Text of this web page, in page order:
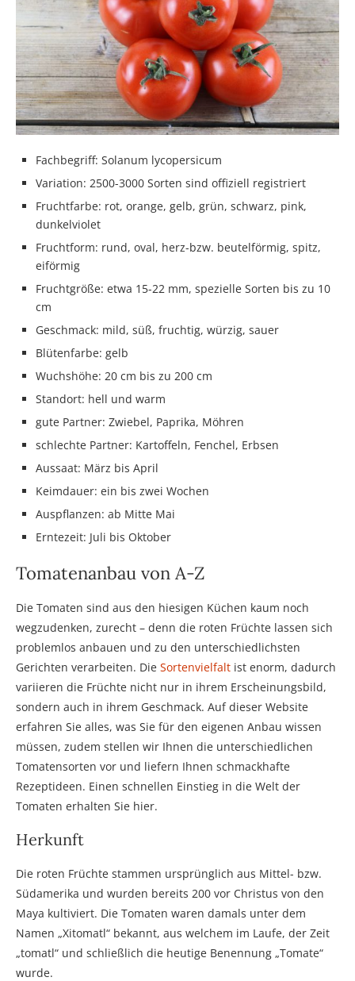
Fachbegriff: Solanum lycopersicum
Variation: 2500-3000 Sorten sind offiziell registriert
Fruchtfarbe: rot, orange, gelb, grün, schwarz, pink,
dunkelviolet
Fruchtform: rund, oval, herz-bzw. beutelförmig, spitz,
eiförmig
Fruchtgröße: etwa 15-22 mm, spezielle Sorten bis zu 10
cm
Geschmack: mild, süß, fruchtig, würzig, sauer
Blütenfarbe: gelb
Wuchshöhe: 20 cm bis zu 200 cm
Standort: hell und warm
gute Partner: Zwiebel, Paprika, Möhren
schlechte Partner: Kartoffeln, Fenchel, Erbsen
Aussaat: März bis April
Keimdauer: ein bis zwei Wochen
Auspflanzen: ab Mitte Mai
Erntezeit: Juli bis Oktober
Tomatenanbau von A-Z
Die Tomaten sind aus den hiesigen Küchen kaum noch
wegzudenken, zurecht – denn die roten Früchte lassen sich
problemlos anbauen und zu den unterschiedlichsten
Gerichten verarbeiten. Die Sortenvielfalt ist enorm, dadurch
variieren die Früchte nicht nur in ihrem Erscheinungsbild,
sondern auch in ihrem Geschmack. Auf dieser Website
erfahren Sie alles, was Sie für den eigenen Anbau wissen
müssen, zudem stellen wir Ihnen die unterschiedlichen
Tomatensorten vor und liefern Ihnen schmackhafte
Rezeptideen. Einen schnellen Einstieg in die Welt der
Tomaten erhalten Sie hier.
Herkunft
Die roten Früchte stammen ursprünglich aus Mittel- bzw.
Südamerika und wurden bereits 200 vor Christus von den
Maya kultiviert. Die Tomaten waren damals unter dem
Namen „Xitomatl“ bekannt, aus welchem im Laufe, der Zeit
„tomatl“ und schließlich die heutige Benennung „Tomate“
wurde.